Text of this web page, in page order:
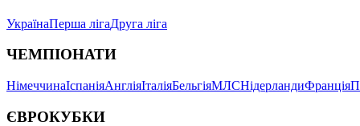
УкраїнаПерша лігаДруга ліга
ЧЕМПІОНАТИ
НімеччинаІспаніяАнгліяІталіяБельгіяМЛСНідерландиФранція
ЄВРОКУБКИ